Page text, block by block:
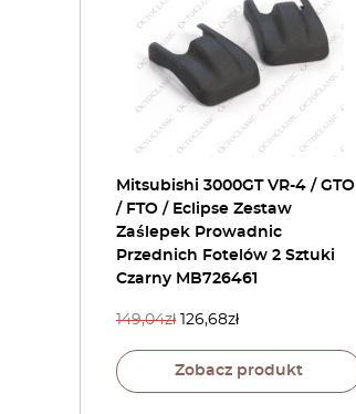
Mitsubishi 3000GT VR-4 / GTO
/ FTO / Eclipse Zestaw
Zaślepek Prowadnic
Przednich Fotelów 2 Sztuki
Czarny MB726461
149,04zł 126,68zł
Zobacz produkt